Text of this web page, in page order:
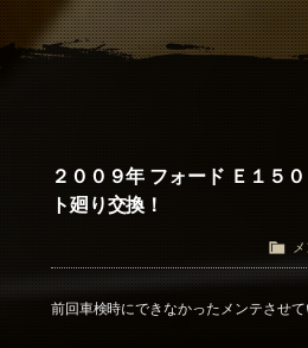
Blog
つぶやき 会
２００９年 フォード Ｅ１５
ト廻り交換！
前回車検時にできなかったメンテさせて